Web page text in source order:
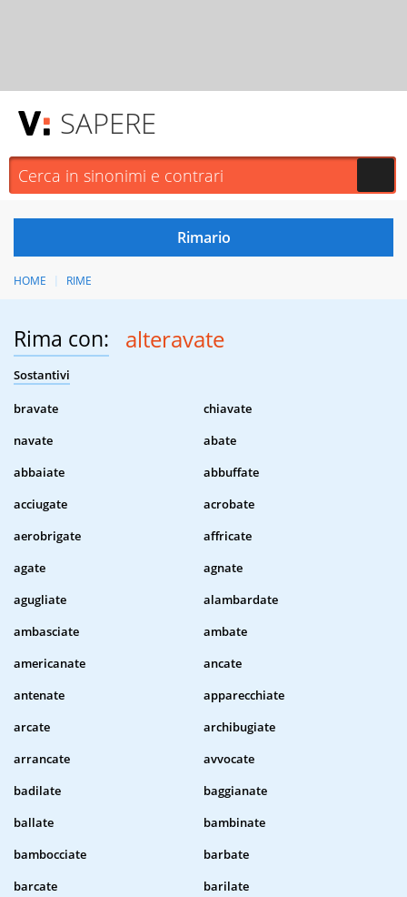
SAPERE
HOME RIME
Rima con: alteravate
Sostantivi
bravate
chiavate
navate
abate
abbaiate
abbuffate
acciugate
acrobate
aerobrigate
affricate
agate
agnate
agugliate
alambardate
ambasciate
ambate
americanate
ancate
antenate
apparecchiate
arcate
archibugiate
arrancate
avvocate
badilate
baggianate
ballate
bambinate
bambocciate
barbate
barcate
barilate